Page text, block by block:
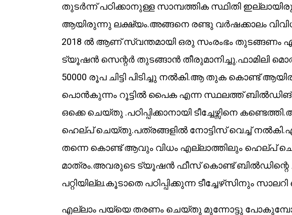
തുടർന്ന് പഠിക്കാനുള്ള സാമ്പത്തിക സ്ഥിതി
ആയിരുന്നു ലക്ഷ്യം.അങ്ങനെ രണ്ടു വർഷക്കാലം
2018 ൽ ആണ് സ്വന്തമായി ഒരു സംരംഭം
ട്യൂഷൻ സെന്റർ തുടങ്ങാൻ തീരുമാനിച്ചു.ഫാമിലി
50000 രൂപ ചിട്ടി പിടിച്ചു നൽകി.ആ തുക കൊണ്ട്
പൊൻകുന്നം റൂട്ടിൽ പൈക എന്ന സ്ഥലത്ത്
ഒക്കെ ചെയ്തു .പഠിപ്പിക്കാനായി ടീച്ചേഴ്സിനെ
ഹെല്പ് ചെയ്തു.പത്രങ്ങളിൽ നോട്ടിസ് വെച്ച്
തന്നെ കൊണ്ട് ആവും വിധം എല്ലാത്തിലും ഹെല്പ്
മാത്രം.അവരുടെ ട്യൂഷൻ ഫീസ് കൊണ്ട്
പറ്റിയില്ല.കൂടാതെ പഠിപ്പിക്കുന്ന ടീച്ചേഴ്‌സിനും
എല്ലാം പയ്യെ തരണം ചെയ്തു മുന്നോട്ടു പോകുമ്പോൾ